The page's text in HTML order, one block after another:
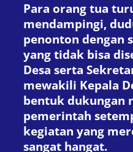
Para orang tua
mendampingi,
penonton dengan
yang tidak bisa
Desa serta
mewakili Kepala
bentuk dukungan
pemerintah
kegiatan yang
sangat hangat.